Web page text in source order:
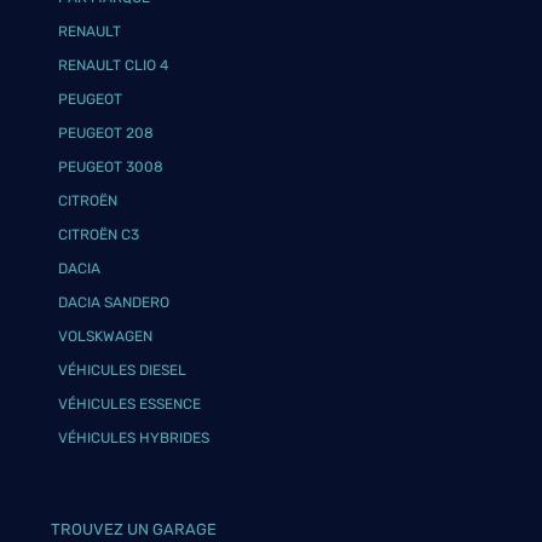
RENAULT
RENAULT CLIO 4
PEUGEOT
PEUGEOT 208
PEUGEOT 3008
CITROËN
CITROËN C3
DACIA
DACIA SANDERO
VOLSKWAGEN
VÉHICULES DIESEL
VÉHICULES ESSENCE
VÉHICULES HYBRIDES
TROUVEZ UN GARAGE